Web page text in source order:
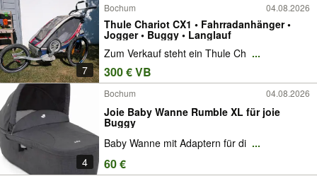
7
Bochum 04.08.2026
Thule Chariot CX1 • Fahrradanhänger •
Jogger • Buggy • Langlauf
Zum Verkauf steht ein Thule Ch ...
300 € VB
4
Bochum 04.08.2026
Joie Baby Wanne Rumble XL für joie
Buggy
Baby Wanne mit Adaptern für di ...
60 €